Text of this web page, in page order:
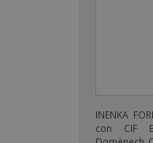
INENKA
con CIF